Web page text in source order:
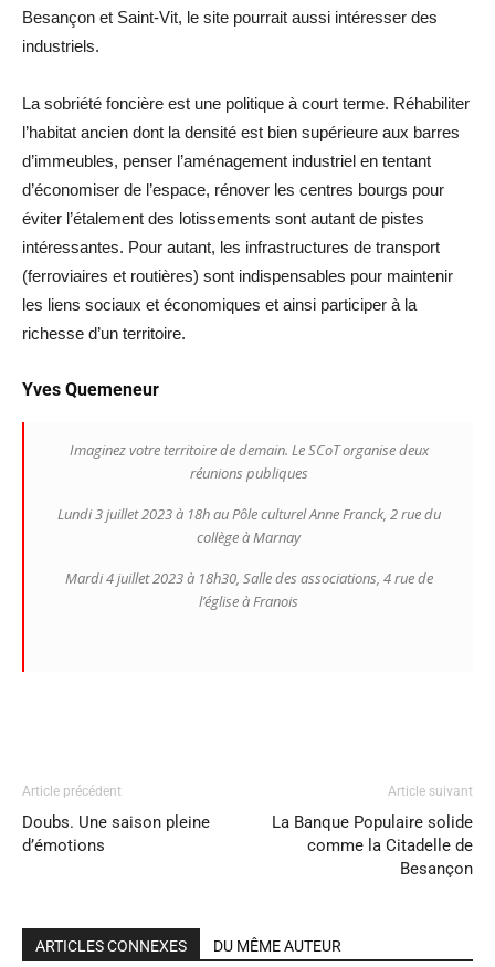
Besançon et Saint-Vit, le site pourrait aussi intéresser des
industriels.
La sobriété foncière est une politique à court terme. Réhabiliter
l’habitat ancien dont la densité est bien supérieure aux barres
d’immeubles, penser l’aménagement industriel en tentant
d’économiser de l’espace, rénover les centres bourgs pour
éviter l’étalement des lotissements sont autant de pistes
intéressantes. Pour autant, les infrastructures de transport
(ferroviaires et routières) sont indispensables pour maintenir
les liens sociaux et économiques et ainsi participer à la
richesse d’un territoire.
Yves Quemeneur
Imaginez votre territoire de demain. Le SCoT organise deux
réunions publiques
Lundi 3 juillet 2023 à 18h au Pôle culturel Anne Franck, 2 rue du
collège à Marnay
Mardi 4 juillet 2023 à 18h30, Salle des associations, 4 rue de
l’église à Franois
Article précédent
Doubs. Une saison pleine
d’émotions
Article suivant
La Banque Populaire solide
comme la Citadelle de
Besançon
ARTICLES CONNEXES DU MÊME AUTEUR